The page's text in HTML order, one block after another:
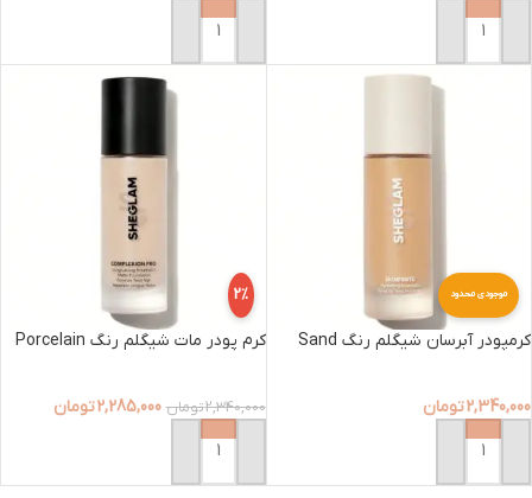
افزودن به سبد خرید افزودن به سبد خرید
موجودی محدود
کرمپودر آبرسان شیگلم رنگ Sand
2,340,000تومان
افزودن به سبد خرید
2%
کرم پودر مات شیگلم رنگ Porcelain
2,340,000تومان 2,285,000تومان
افزودن به سبد خرید